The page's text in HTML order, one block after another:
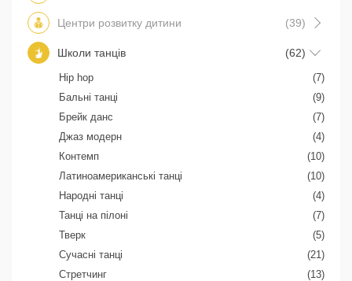
Центри розвитку дитини (39)
Школи танців (62)
Hip hop
(7)
Бальні танці
(9)
Брейк данс
(7)
Джаз модерн
(4)
Контемп
(10)
Латиноамериканські танці
(10)
Народні танці
(4)
Танці на пілоні
(7)
Тверк
(5)
Сучасні танці
(21)
Стретчинг
(13)